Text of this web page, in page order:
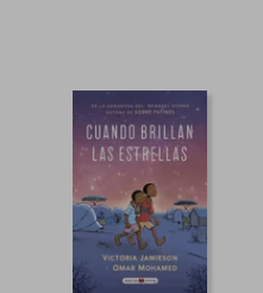
45%
dcto.